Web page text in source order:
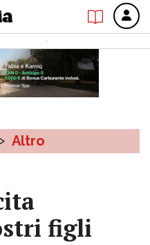
> Altro
figli